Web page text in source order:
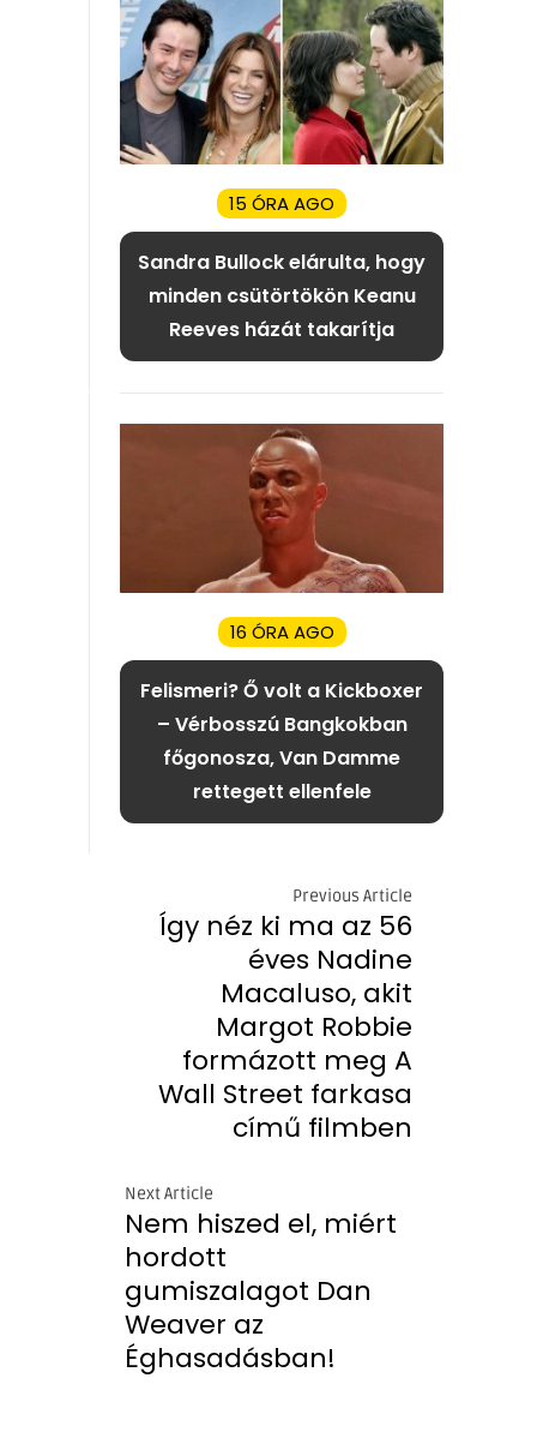
15 ÓRA AGO
Sandra Bullock elárulta, hogy
minden csütörtökön Keanu
Reeves házát takarítja
16 ÓRA AGO
Felismeri? Ő volt a Kickboxer
– Vérbosszú Bangkokban
főgonosza, Van Damme
rettegett ellenfele
Previous Article
Így néz ki ma az 56
éves Nadine
Macaluso, akit
Margot Robbie
formázott meg A
Wall Street farkasa
című filmben
Next Article
Nem hiszed el, miért
hordott
gumiszalagot Dan
Weaver az
Éghasadásban!